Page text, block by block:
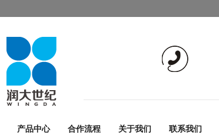
产品中心 合作流程 关于我们 联系我们